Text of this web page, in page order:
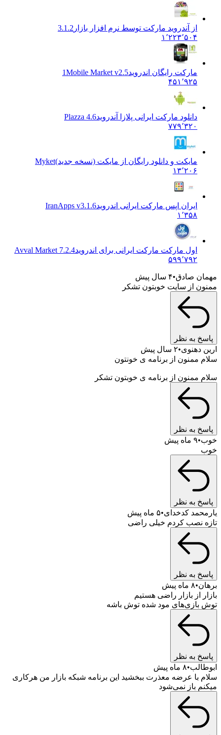
از آندروید مارکت توسط نرم افزار بازار 3.1.2
۱٬۲۲۳٬۵۰۴
مارکت رایگان اندروید1Mobile Market v2.5
۴۵۱٬۹۲۵
دانلود مارکت ایرانی پلازا آندرویدPlazza 4.6
۷۷۹٬۳۲۰
مایکت و دانلود رایگان از مایکت (نسخه جدید)Myket
۱۳٬۲۰۶
ایران اپس مارکت ایرانی اندرویدIranApps v3.1.6
۱٬۳۵۸
اول مارکت مارکت ایرانی برای اندرویدAvval Market 7.2.4
۵۹۹٬۷۹۲
مهمان صادق ۴ سال پیش
ممنون از سایت خوبتون تشکر
پاسخ به نظر
ارین دهنوی ۲ سال پیش
سلام ممنون از برنامه ی خونتون
سلام ممنون از برنامه ی خوبتون تشکر
پاسخ به نظر
خوب ۹ ماه پیش
خوب
پاسخ به نظر
یارمحمد کدخدای ۵ ماه پیش
تازه نصب کردم خیلی راضی
پاسخ به نظر
برهان ۸ ماه پیش
بازار از بازار راضی هستیم
توش بازی‌های مود شده توش باشه
پاسخ به نظر
ابوطالب ۸ ماه پیش
سلام با عرضه معذرت ببخشید این برنامه شبکه بازار من هرکاری
میکنم باز نمی‌شود